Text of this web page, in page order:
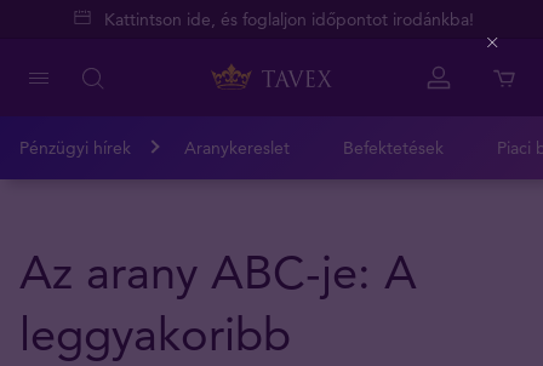
Kattintson ide, és foglaljon időpontot irodánkba!
Pénzügyi hírek Aranykereslet Befektetések Piaci
Az arany ABC-je: A
leggyakoribb
Close